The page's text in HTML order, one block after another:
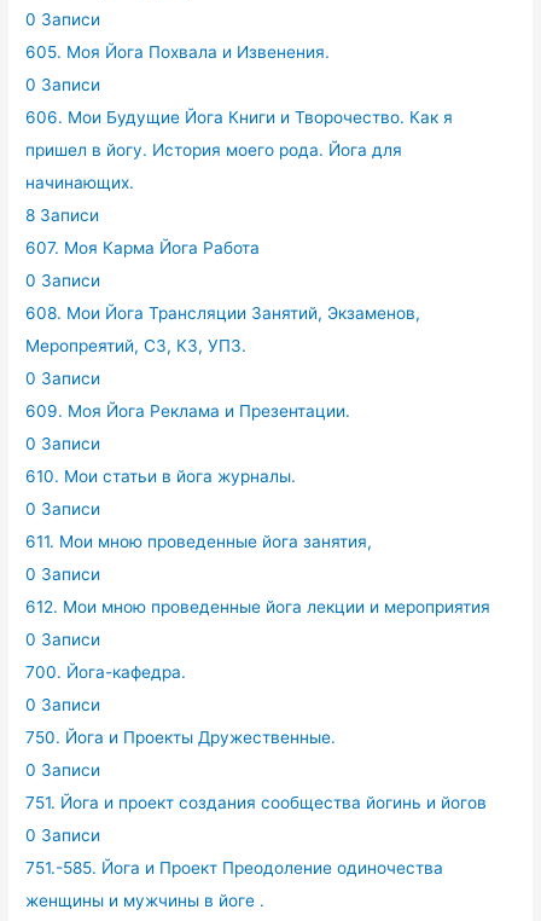
0 Записи
605. Моя Йога Похвала и Извенения.
0 Записи
606. Мои Будущие Йога Книги и Творочество. Как я
пришел в йогу. История моего рода. Йога для
начинающих.
8 Записи
607. Моя Карма Йога Работа
0 Записи
608. Мои Йога Трансляции Занятий, Экзаменов,
Меропреятий, СЗ, КЗ, УПЗ.
0 Записи
609. Моя Йога Реклама и Презентации.
0 Записи
610. Мои статьи в йога журналы.
0 Записи
611. Мои мною проведенные йога занятия,
0 Записи
612. Мои мною проведенные йога лекции и мероприятия
0 Записи
700. Йога-кафедра.
0 Записи
750. Йога и Проекты Дружественные.
0 Записи
751. Йога и проект создания сообщества йогинь и йогов
0 Записи
751.-585. Йога и Проект Преодоление одиночества
женщины и мужчины в йоге .